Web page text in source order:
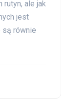
rutyn, ale jak
jest
są równie